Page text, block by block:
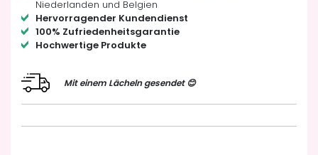
Niederlanden und Belgien
Hervorragender Kundendienst
100% Zufriedenheitsgarantie
Hochwertige Produkte
Mit einem Lächeln gesendet 😊